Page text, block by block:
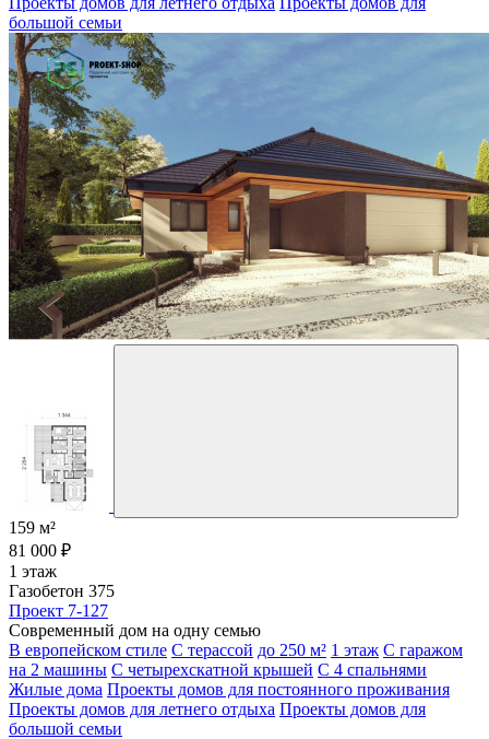
большой семьи
159 м²
81 000 ₽
1 этаж
Газобетон 375
Проект 7-127
Современный дом на одну семью
В европейском стиле С терассой до 250 м² 1 этаж С гаражом
на 2 машины С четырехскатной крышей С 4 спальнями
Жилые дома Проекты домов для постоянного проживания
Проекты домов для летнего отдыха Проекты домов для
большой семьи